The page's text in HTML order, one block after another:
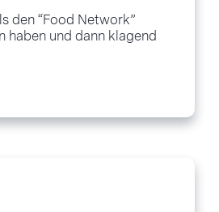
den “Food Network”
haben und dann klagend